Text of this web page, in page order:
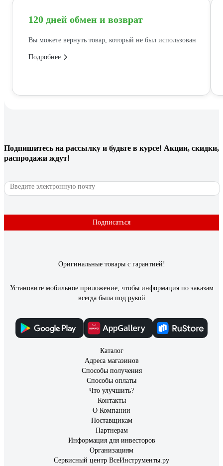
120 дней обмен и возврат
Вы можете вернуть товар, который не был использован
Подробнее
Подпишитесь на рассылку и будьте в курсе! Акции, скидки,
распродажи ждут!
Подписаться
Оригинальные товары с гарантией!
Установите мобильное приложение, чтобы информация по заказам
всегда была под рукой
Каталог
Адреса магазинов
Способы получения
Способы оплаты
Что улучшить?
Контакты
О Компании
Поставщикам
Партнерам
Информация для инвесторов
Организациям
Сервисный центр ВсеИнструменты.ру